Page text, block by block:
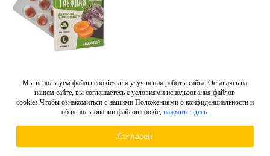
Карамель леденцовая «Таежная» для горла и иммунитета,
шалфей, 32,5 г
Артикул: 0735
348 Р
Без скидки:435 Р
-20%
Мы используем файлы cookies для улучшения работы сайта. Оставаясь на
нашем сайте, вы соглашаетесь с условиями использования файлов
cookies.Чтобы ознакомиться с нашими Положениями о конфиденциальности и
об использовании файлов cookie, нажмите здесь.
Согласен